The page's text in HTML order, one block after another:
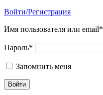
Войти/Регистрация
Имя пользователя или email*
Пароль*
Запомнить меня